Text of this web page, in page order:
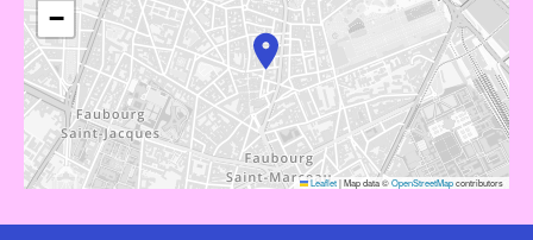
−
Leaflet|Map data ©OpenStreetMapcontributors